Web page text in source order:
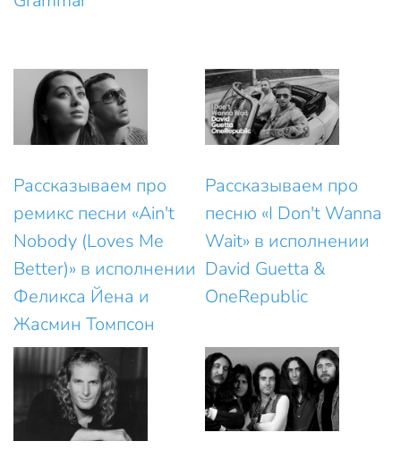
Рассказываем про
ремикс песни «Ain't
Nobody (Loves Me
Better)» в исполнении
Феликса Йена и
Жасмин Томпсон
Рассказываем про
песню «I Don't Wanna
Wait» в исполнении
David Guetta &
OneRepublic